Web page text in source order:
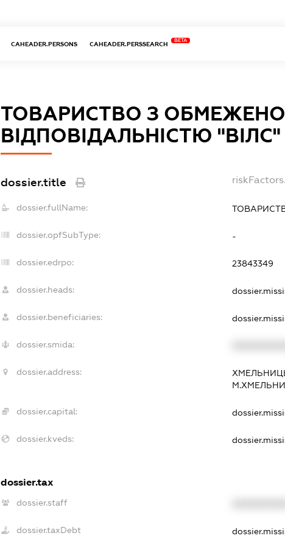
CAHEADER.PERSONS CAHEADER.PERSSEARCH
BETA
ТОВАРИСТВО З
ВІДПОВІДАЛЬНІСТЮ "ВІЛС"
dossier.title
dossier.fullName:
dossier.opfSubType: -
dossier.edrpo: 23843349
dossier.heads:
dossier.beneficiaries:
dossier.smida:
dossier.address:
dossier.capital:
dossier.kveds:
dossier.tax
dossier.staff
dossier.taxDebt